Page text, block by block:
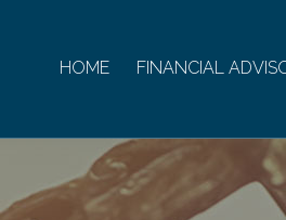
HOME FINANCIAL